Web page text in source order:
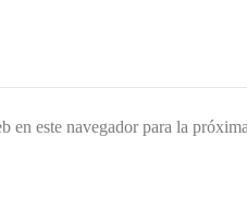
este navegador para la